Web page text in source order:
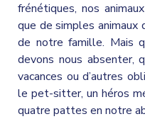
frénétiques, nos
que de simples
de notre famille. Mais
devons nous absenter,
vacances ou d’autres
le pet-sitter, un héros
quatre pattes en notre